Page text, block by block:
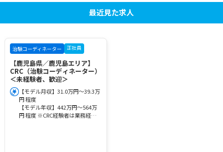
最近見た求人
治験コーディネーター 正社員
【鹿児島県／鹿児島エリア】
CRC（治験コーディネーター）
＜未経験者、歓迎＞
【モデル月収】31.0万円～39.3万
円 程度
【モデル年収】442万円～564万
円 程度 ※CRC経験者は業務経